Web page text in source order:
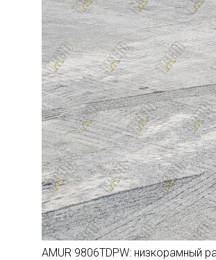
AMUR 9806TDPW: низкорамный